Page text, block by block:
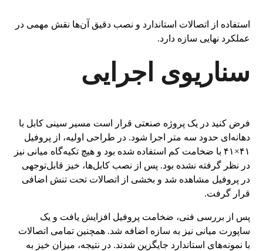
استفاده از اتصالات استاندارد و نصب دقیق آن‌ها نقش مهمی در
عملکرد نهایی سازه دارد.
سناریوی اجرایی
فرض کنید در یک پروژه صنعتی قرار است مسیر سینی کابل با
دهانه‌ای حدود سه متر اجرا شود. در طراحی اولیه، از پروفیل
۴۱×۴۱ با ضخامت کم استفاده شده بود و هیچ تکیه‌گاه میانی نیز
در نظر گرفته نشده بود. پس از نصب کابل‌ها، خیز قابل‌توجهی
در پروفیل مشاهده شد و بخشی از اتصالات تحت تنش اضافی
قرار گرفت.
پس از بررسی فنی، ضخامت پروفیل افزایش یافت و یک
ساپورت میانی نیز به سازه اضافه شد. همچنین تمامی اتصالات
با نمونه‌های استاندارد جایگزین شدند. در نتیجه، میزان خیز به